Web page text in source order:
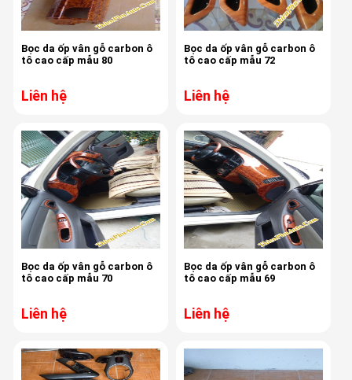
Bọc da ốp vân gỗ carbon ô
tô cao cấp mẫu 80
Liên hệ
Bọc da ốp vân gỗ carbon ô
tô cao cấp mẫu 72
Liên hệ
Bọc da ốp vân gỗ carbon ô
tô cao cấp mẫu 70
Liên hệ
Bọc da ốp vân gỗ carbon ô
tô cao cấp mẫu 69
Liên hệ